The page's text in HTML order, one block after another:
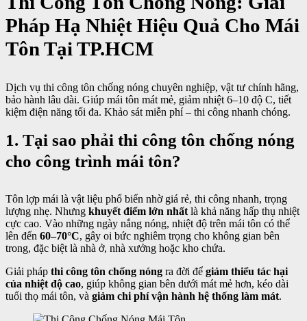
Pháp Hạ Nhiệt Hiệu Quả Cho Mái
Tôn Tại TP.HCM
Dịch vụ thi công tôn chống nóng chuyên nghiệp, vật tư chính hãng,
bảo hành lâu dài. Giúp mái tôn mát mẻ, giảm nhiệt 6–10 độ C, tiết
kiệm điện năng tối đa. Khảo sát miễn phí – thi công nhanh chóng.
1. Tại sao phải thi công tôn chống nóng
cho công trình mái tôn?
Tôn lợp mái là vật liệu phổ biến nhờ giá rẻ, thi công nhanh, trọng
lượng nhẹ. Nhưng khuyết điểm lớn nhất là khả năng hấp thụ nhiệt
cực cao. Vào những ngày nắng nóng, nhiệt độ trên mái tôn có thể
lên đến 60–70°C, gây oi bức nghiêm trọng cho không gian bên
trong, đặc biệt là nhà ở, nhà xưởng hoặc kho chứa.
Giải pháp thi công tôn chống nóng ra đời để giảm thiểu tác hại
của nhiệt độ cao, giúp không gian bên dưới mát mẻ hơn, kéo dài
tuổi thọ mái tôn, và giảm chi phí vận hành hệ thống làm mát.